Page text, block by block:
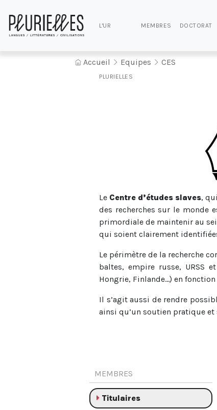
L'UR
PLURIELLES
MEMBRES DOCTORAT
Accueil Equipes CES
Le Centre d’études slaves,
des recherches sur le monde
primordiale de maintenir au
qui soient clairement
Le périmètre de la recherche
baltes, empire russe, URSS
Hongrie, Finlande…) en
Il s’agit aussi de rendre
ainsi qu’un soutien pratique
Centre
MEMBRES
Titulaires